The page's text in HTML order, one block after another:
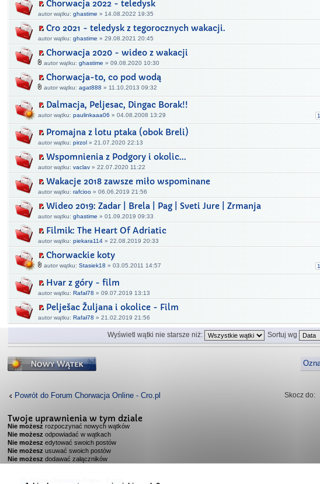
Chorwacja 2022 - teledysk
autor wątku:ghastime » 14.08.2022 19:35
Cro 2021 - teledysk z tegorocznych wakacji.
autor wątku:ghastime » 29.08.2021 20:45
Chorwacja 2020 - wideo z wakacji
autor wątku:ghastime » 09.08.2020 10:30
Chorwacja-to, co pod wodą
autor wątku:agat888 » 11.10.2013 09:32
Dalmacja, Peljesac, Dingac Borak!!
1
autor wątku:paulinkaaa06 » 04.08.2008 13:29
Promajna z lotu ptaka (obok Breli)
autor wątku:pirzol » 21.07.2020 22:13
Wspomnienia z Podgory i okolic...
autor wątku:vaclav » 22.07.2020 11:22
Wakacje 2018 zawsze miło wspominane
autor wątku:rafcioo » 06.06.2019 21:56
Wideo 2019: Zadar | Brela | Pag | Sveti Jure | Zrmanja
autor wątku:ghastime » 01.09.2019 09:33
Filmik: The Heart Of Adriatic
autor wątku:piekara114 » 22.08.2019 20:33
Chorwackie koty
1
autor wątku:Stasiek18 » 03.05.2011 14:57
Hvar z góry - film
autor wątku:Rafał78 » 09.07.2019 13:13
Pelješac Žuljana i okolice - Film
autor wątku:Rafał78 » 21.02.2019 21:56
Wyświetl wątki nie starsze niż: Sortuj wg
Napisz wątek
Powrót do Forum Chorwacja Online - Cro.pl Skocz do:
Twoje uprawnienia w tym dziale
Nie możesz rozpoczynać nowych wątków
Nie możesz odpowiadać w wątkach
Nie możesz edytować swoich postów
Nie możesz usuwać swoich postów
Nie możesz dodawać załączników